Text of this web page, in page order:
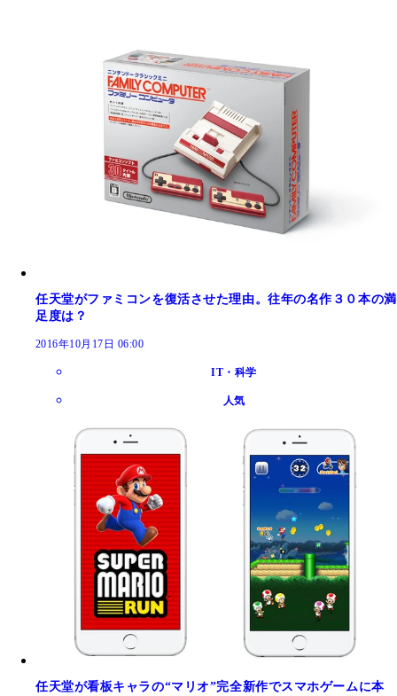
任天堂がファミコンを復活させた理由。往年の名作３０本の満
足度は？
2016年10月17日 06:00
IT・科学
人気
任天堂が看板キャラの“マリオ”完全新作でスマホゲームに本